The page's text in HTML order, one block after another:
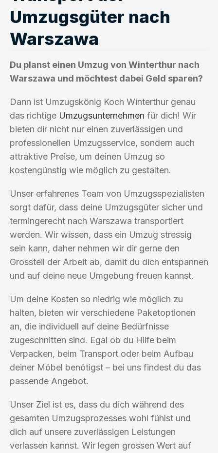
Umzugsgüter nach
Warszawa
Du planst einen Umzug von Winterthur nach
Warszawa und möchtest dabei Geld sparen?
Dann ist Umzugskönig Koch Winterthur genau
das richtige Umzugsunternehmen für dich! Wir
bieten dir nicht nur einen zuverlässigen und
professionellen Umzugsservice, sondern auch
attraktive Preise, um deinen Umzug so
kostengünstig wie möglich zu gestalten.
Unser erfahrenes Team von Umzugsspezialisten
sorgt dafür, dass deine Umzugsgüter sicher und
termingerecht nach Warszawa transportiert
werden. Wir wissen, dass ein Umzug stressig
sein kann, daher nehmen wir dir gerne den
Grossteil der Arbeit ab, damit du dich entspannen
und auf deine neue Umgebung freuen kannst.
Um deine Kosten so niedrig wie möglich zu
halten, bieten wir verschiedene Paketoptionen
an, die individuell auf deine Bedürfnisse
zugeschnitten sind. Egal ob du Hilfe beim
Verpacken, beim Transport oder beim Aufbau
deiner Möbel benötigst – bei uns findest du das
passende Angebot.
Unser Ziel ist es, dass du dich während des
gesamten Umzugsprozesses wohl fühlst und
dich auf unsere zuverlässigen Leistungen
verlassen kannst. Wir legen grossen Wert auf